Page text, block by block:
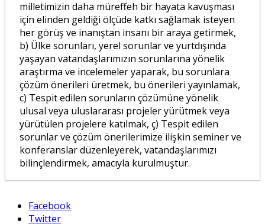
milletimizin daha müreffeh bir hayata kavuşması
için elinden geldiği ölçüde katkı sağlamak isteyen
her görüş ve inanıştan insanı bir araya getirmek,
b) Ülke sorunları, yerel sorunlar ve yurtdışında
yaşayan vatandaşlarımızın sorunlarına yönelik
araştırma ve incelemeler yaparak, bu sorunlara
çözüm önerileri üretmek, bu önerileri yayınlamak,
c) Tespit edilen sorunların çözümüne yönelik
ulusal veya uluslararası projeler yürütmek veya
yürütülen projelere katılmak, ç) Tespit edilen
sorunlar ve çözüm önerilerimize ilişkin seminer ve
konferanslar düzenleyerek, vatandaşlarımızı
bilinçlendirmek, amacıyla kurulmuştur.
TÜRKİYE’NİN SOMALİ POLİTİKASI: ASKERÎ
DESTEKTEN STRATEJİK ORTAKLIĞA
Facebook
Twitter